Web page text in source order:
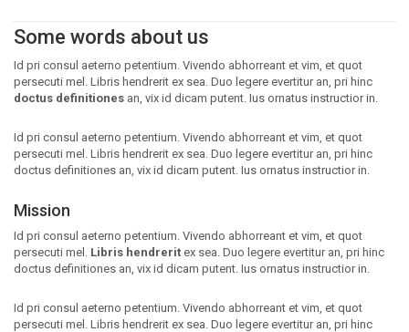
Some words about us
Id pri consul aeterno petentium. Vivendo abhorreant et vim, et quot
persecuti mel. Libris hendrerit ex sea. Duo legere evertitur an, pri hinc
doctus definitiones an, vix id dicam putent. Ius ornatus instructior in.
Id pri consul aeterno petentium. Vivendo abhorreant et vim, et quot
persecuti mel. Libris hendrerit ex sea. Duo legere evertitur an, pri hinc
doctus definitiones an, vix id dicam putent. Ius ornatus instructior in.
Mission
Id pri consul aeterno petentium. Vivendo abhorreant et vim, et quot
persecuti mel. Libris hendrerit ex sea. Duo legere evertitur an, pri hinc
doctus definitiones an, vix id dicam putent. Ius ornatus instructior in.
Id pri consul aeterno petentium. Vivendo abhorreant et vim, et quot
persecuti mel. Libris hendrerit ex sea. Duo legere evertitur an, pri hinc